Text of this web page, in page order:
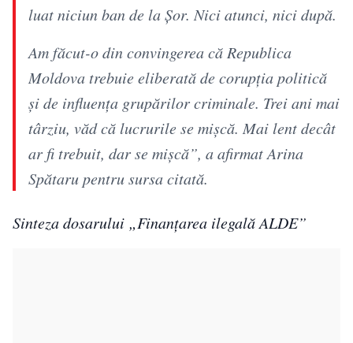
luat niciun ban de la Șor. Nici atunci, nici după.
Am făcut-o din convingerea că Republica
Moldova trebuie eliberată de corupția politică
și de influența grupărilor criminale. Trei ani mai
târziu, văd că lucrurile se mișcă. Mai lent decât
ar fi trebuit, dar se mișcă”, a afirmat Arina
Spătaru pentru sursa citată.
Sinteza dosarului „Finanțarea ilegală ALDE”